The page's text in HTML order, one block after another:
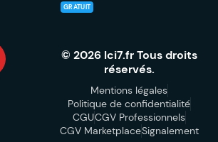
GRATUIT
© 2026 Ici7.fr Tous droits
réservés.
Mentions légales
Politique de confidentialité
CGUCGV Professionnels
CGV MarketplaceSignalement